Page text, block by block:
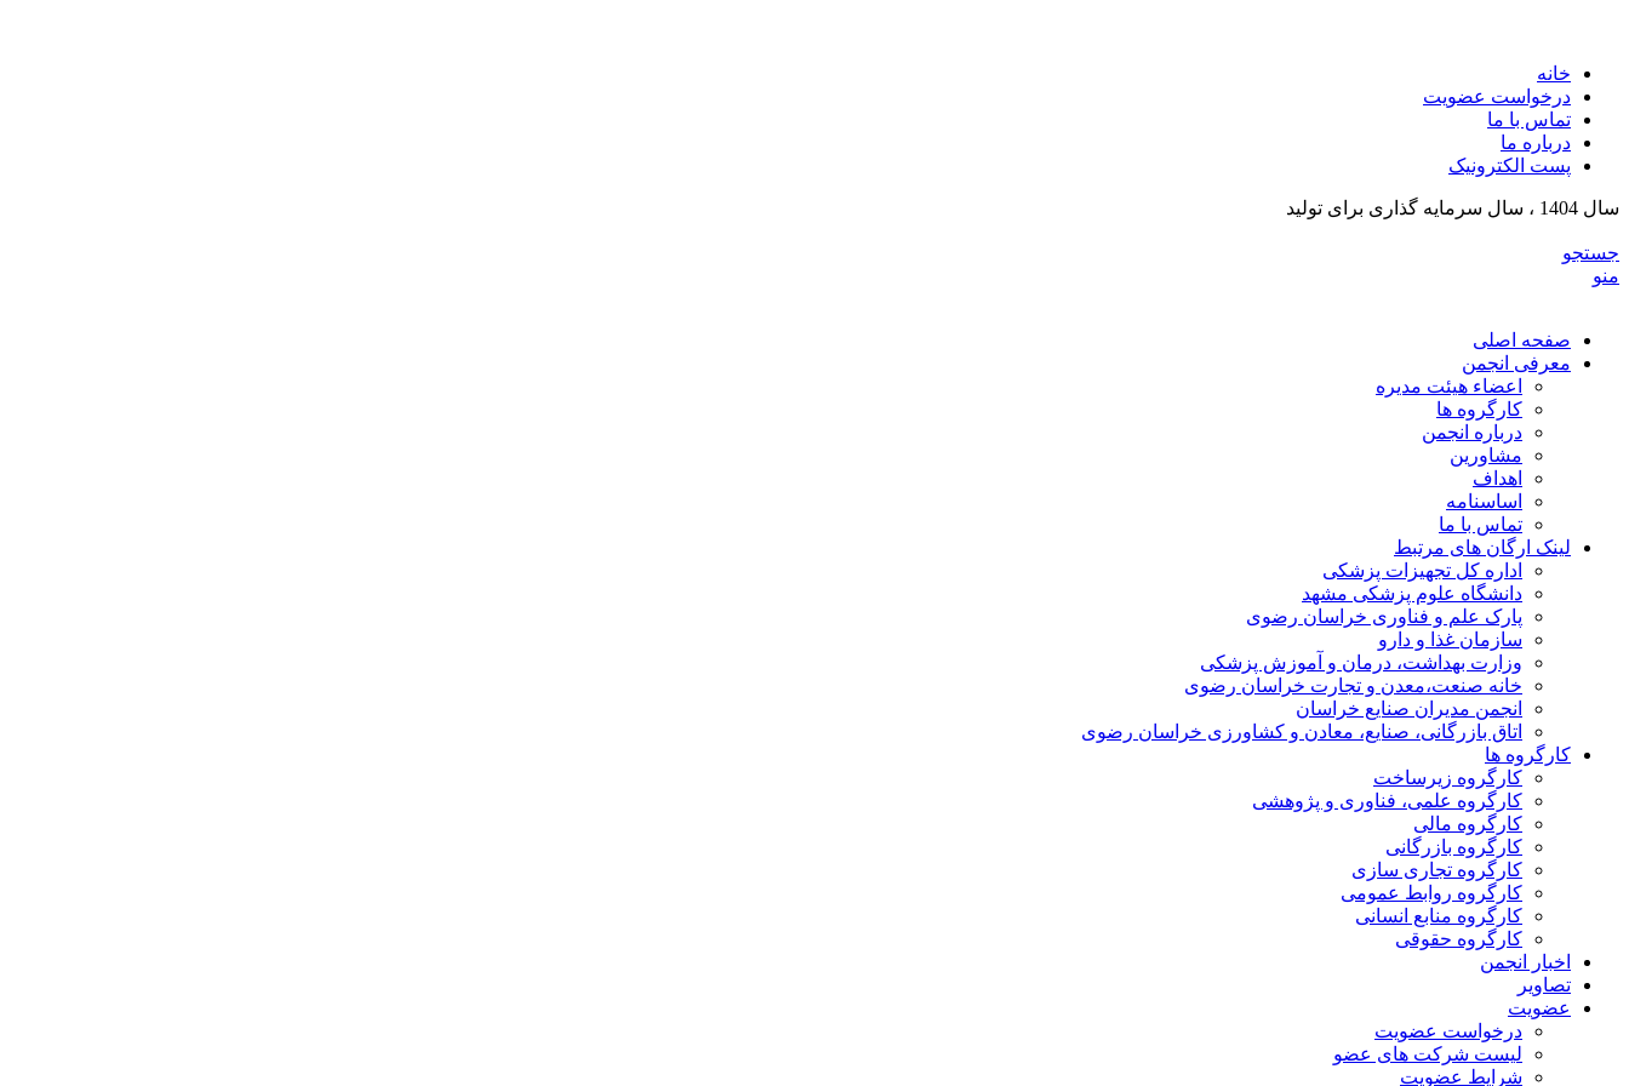
خانه
درخواست عضویت
تماس با ما
درباره ما
پست الکترونیک
سال 1404 ، سال سرمایه گذاری برای تولید
جستجو
منو
صفحه اصلی
معرفی انجمن
اعضاء هیئت مدیره
کارگروه ها
درباره انجمن
مشاورین
اهداف
اساسنامه
تماس با ما
لینک ارگان های مرتبط
اداره کل تجهیزات پزشکی
دانشگاه علوم پزشکی مشهد
پارک علم و فناوری خراسان رضوی
سازمان غذا و دارو
وزارت بهداشت، درمان و آموزش پزشکی
خانه صنعت،معدن و تجارت خراسان رضوی
انجمن مدیران صنایع خراسان
اتاق بازرگانی، صنایع، معادن و کشاورزی خراسان رضوی
کارگروه ها
کارگروه زیرساخت
کارگروه علمی، فناوری و پژوهشی
کارگروه مالی
کارگروه بازرگانی
کارگروه تجاری سازی
کارگروه روابط عمومی
کارگروه منابع انسانی
کارگروه حقوقی
اخبار انجمن
تصاویر
عضویت
درخواست عضویت
لیست شرکت های عضو
شرایط عضویت